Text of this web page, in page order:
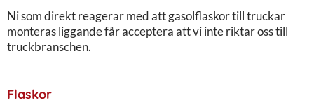
Ni som direkt reagerar med att gasolflaskor till truckar
monteras liggande får acceptera att vi inte riktar oss till
truckbranschen.
Flaskor